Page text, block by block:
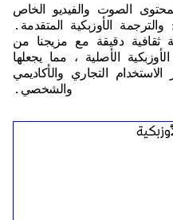
الصوت والفيديو الخاص
الأوزبكية المتقدمة.
دقيقة مع مزيجنا من
الأصلية ، مما يجعلها
التجاري والأكاديمي
والشخصي.